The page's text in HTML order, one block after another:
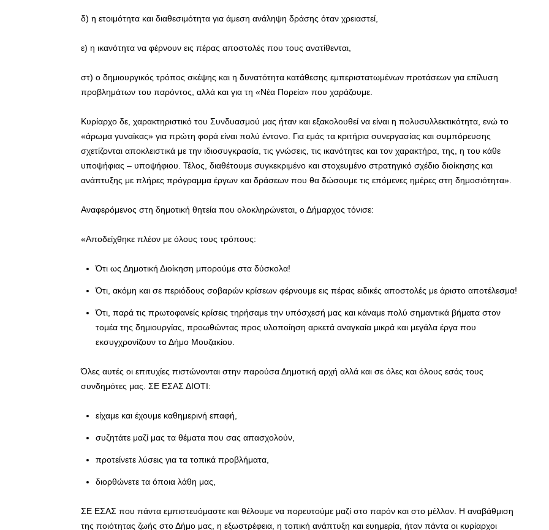
δ) η ετοιμότητα και διαθεσιμότητα για άμεση ανάληψη δράσης όταν χρειαστεί,
ε) η ικανότητα να φέρνουν εις πέρας αποστολές που τους ανατίθενται,
στ) ο δημιουργικός τρόπος σκέψης και η δυνατότητα κατάθεσης εμπεριστατωμένων προτάσεων για επίλυση
προβλημάτων του παρόντος, αλλά και για τη «Νέα Πορεία» που χαράζουμε.
Κυρίαρχο δε, χαρακτηριστικό του Συνδυασμού μας ήταν και εξακολουθεί να είναι η πολυσυλλεκτικότητα, ενώ το
«άρωμα γυναίκας» για πρώτη φορά είναι πολύ έντονο. Για εμάς τα κριτήρια συνεργασίας και συμπόρευσης
σχετίζονται αποκλειστικά με την ιδιοσυγκρασία, τις γνώσεις, τις ικανότητες και τον χαρακτήρα, της, η του κάθε
υποψήφιας – υποψήφιου. Τέλος, διαθέτουμε συγκεκριμένο και στοχευμένο στρατηγικό σχέδιο διοίκησης και
ανάπτυξης με πλήρες πρόγραμμα έργων και δράσεων που θα δώσουμε τις επόμενες ημέρες στη δημοσιότητα».
Αναφερόμενος στη δημοτική θητεία που ολοκληρώνεται, ο Δήμαρχος τόνισε:
«Αποδείχθηκε πλέον με όλους τους τρόπους:
Ότι ως Δημοτική Διοίκηση μπορούμε στα δύσκολα!
Ότι, ακόμη και σε περιόδους σοβαρών κρίσεων φέρνουμε εις πέρας ειδικές αποστολές με άριστο αποτέλεσμα!
Ότι, παρά τις πρωτοφανείς κρίσεις τηρήσαμε την υπόσχεσή μας και κάναμε πολύ σημαντικά βήματα στον
τομέα της δημιουργίας, προωθώντας προς υλοποίηση αρκετά αναγκαία μικρά και μεγάλα έργα που
εκσυγχρονίζουν το Δήμο Μουζακίου.
Όλες αυτές οι επιτυχίες πιστώνονται στην παρούσα Δημοτική αρχή αλλά και σε όλες και όλους εσάς τους
συνδημότες μας. ΣΕ ΕΣΑΣ ΔΙΟΤΙ:
είχαμε και έχουμε καθημερινή επαφή,
συζητάτε μαζί μας τα θέματα που σας απασχολούν,
προτείνετε λύσεις για τα τοπικά προβλήματα,
διορθώνετε τα όποια λάθη μας,
ΣΕ ΕΣΑΣ που πάντα εμπιστευόμαστε και θέλουμε να πορευτούμε μαζί στο παρόν και στο μέλλον. Η αναβάθμιση
της ποιότητας ζωής στο Δήμο μας, η εξωστρέφεια, η τοπική ανάπτυξη και ευημερία, ήταν πάντα οι κυρίαρχοι